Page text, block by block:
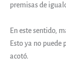
premisas de
En este sentido,
Esto ya no puede
acotó.